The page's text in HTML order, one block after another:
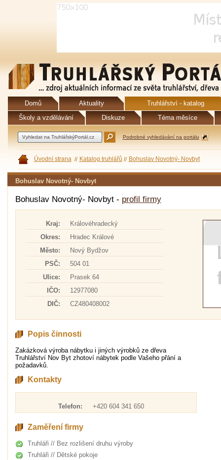
Domů Aktuality
Truhlářství - katalog
Školy a vzdělávání
Diskuze Téma měsíce
Podrobné vyhledávání na portálu
Úvodní strana Katalog truhlářů Bohuslav Novotný- Novbyt
Bohuslav Novotný- Novbyt
Bohuslav Novotný- Novbyt - profil firmy
Kraj:
Královéhradecký
Okres:
Hradec Králové
Město:
Nový Bydžov
PSČ:
504 01
Ulice:
Prasek 64
IČO:
12977080
DIČ:
CZ480408002
Popis činnosti
Zakázková výroba nábytku i jiných výrobků ze dřeva
Truhlářství Nov Byt zhotoví nábytek podle Vašeho přání a
požadavků.
Kontakty
Telefon: +420 604 341 650
Zaměření firmy
Truhláři // Bez rozlišení druhu výroby
Truhláři // Dětské pokoje